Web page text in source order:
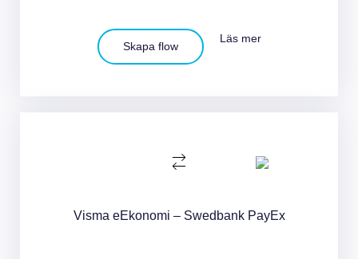
Skapa flow
Läs mer
Visma eEkonomi – Swedbank PayEx